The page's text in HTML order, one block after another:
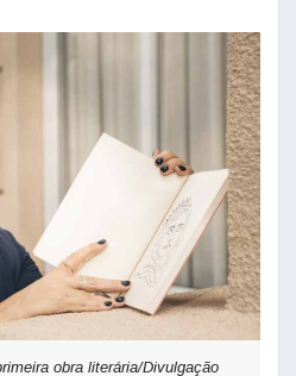
obra literária/Divulgação